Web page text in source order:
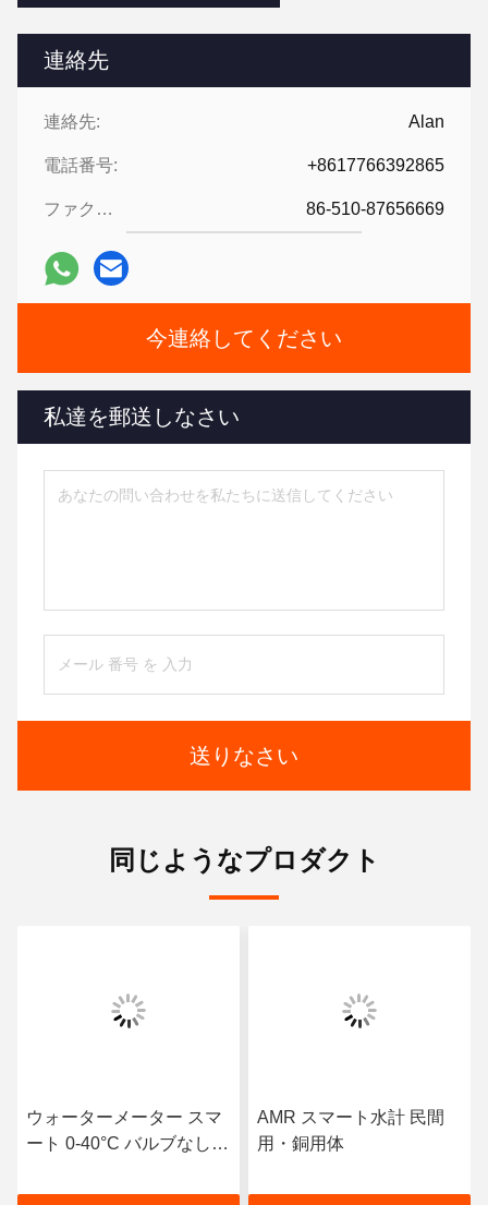
連絡先
連絡先: Alan
電話番号: +8617766392865
ファクシミリ: 86-510-87656669
今連絡してください
私達を郵送しなさい
送りなさい
同じようなプロダクト
ウォーターメーター スマ
ート 0-40°C バルブなしで
AMR スマート水計 民間
用・銅用体